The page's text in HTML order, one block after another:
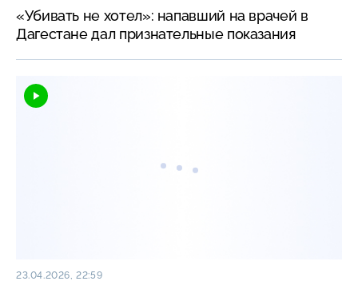
«Убивать не хотел»: напавший на врачей в
Дагестане дал признательные показания
23.04.2026, 22:59